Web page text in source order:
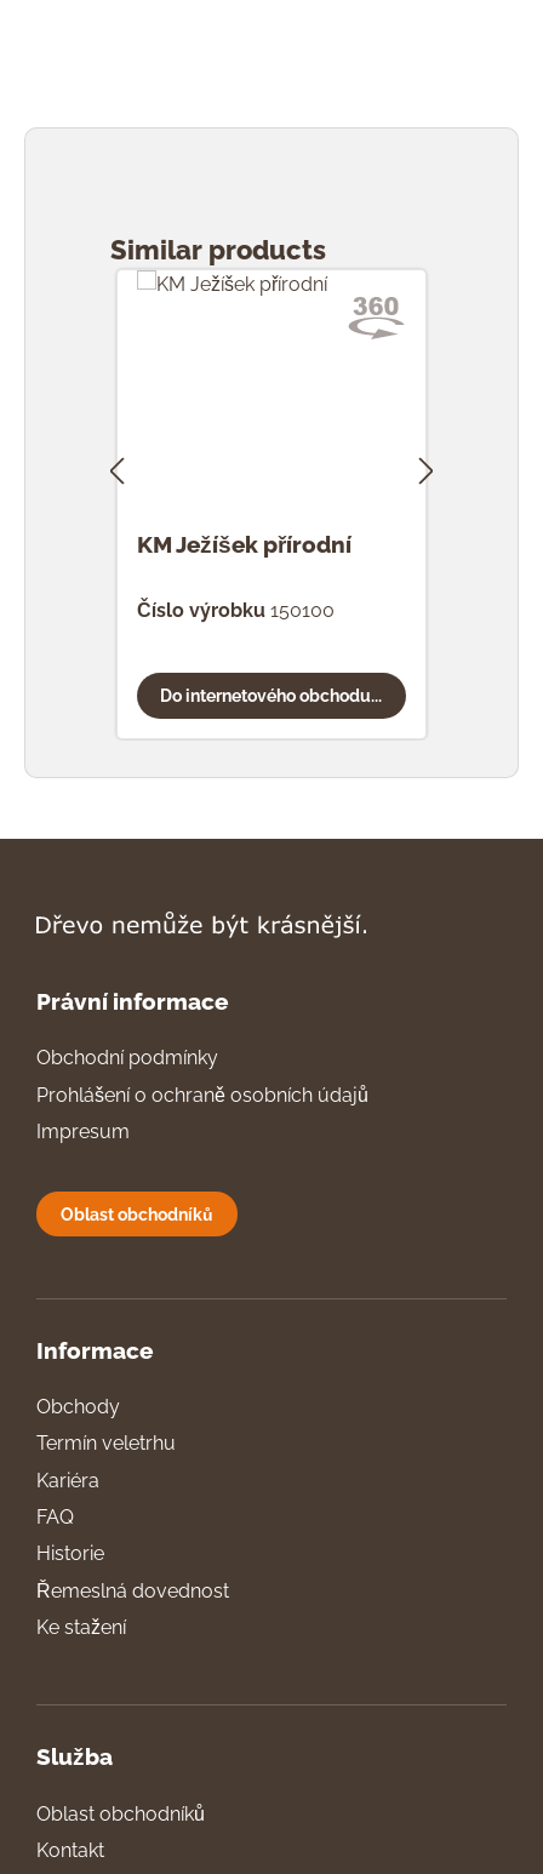
Similar products
KM Ježíšek přírodní
Číslo výrobku 150100
Do internetového obchodu...
Právní informace
Obchodní podmínky
Prohlášení o ochraně osobních údajů
Impresum
Oblast obchodníků
Informace
Obchody
Termín veletrhu
Kariéra
FAQ
Historie
Řemeslná dovednost
Ke stažení
Služba
Oblast obchodníků
Kontakt